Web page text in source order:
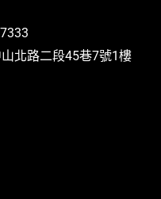
北路二段45巷7號1樓